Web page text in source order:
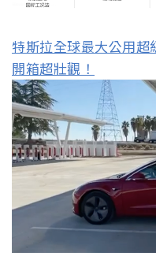
特斯拉全球最大公用超
開箱超壯觀！